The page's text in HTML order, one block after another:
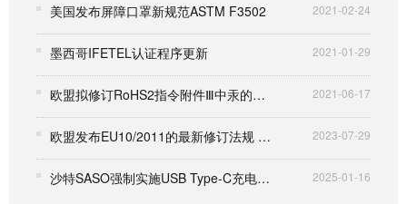
美国发布屏障口罩新规范ASTM F3502 2021-02-24
墨西哥IFETEL认证程序更新 2021-01-29
欧盟拟修订RoHS2指令附件Ⅲ中汞的豁免条款 2021-06-17
欧盟发布EU10/2011的最新修订法规 (EU) 2023/1442 2023-07-29
沙特SASO强制实施USB Type-C充电端口规定并在报告上给予过渡期 2025-01-16